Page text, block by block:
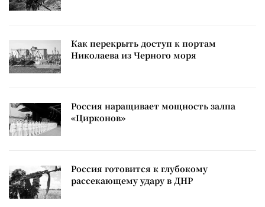
Как перекрыть доступ к портам
Николаева из Черного моря
Россия наращивает мощность залпа
«Цирконов»
Россия готовится к глубокому
рассекающему удару в ДНР